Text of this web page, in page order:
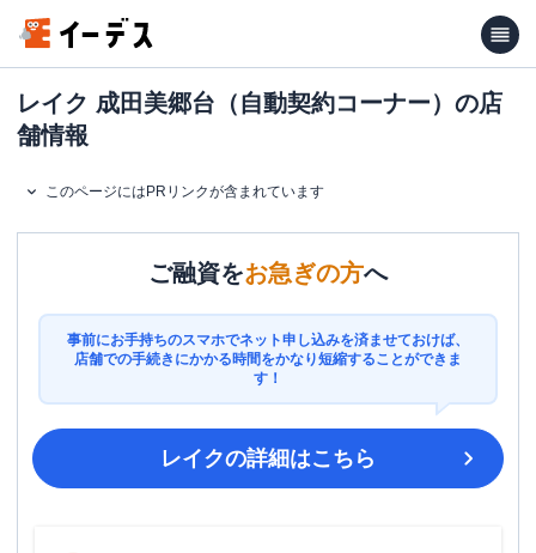
レイク 成田美郷台（自動契約コーナー）の店
舗情報
このページにはPRリンクが含まれています
ご融資をお急ぎの方へ
事前にお手持ちのスマホでネット申し込みを済ませておけば、
店舗での手続きにかかる時間をかなり短縮することができま
す！
レイクの詳細はこちら